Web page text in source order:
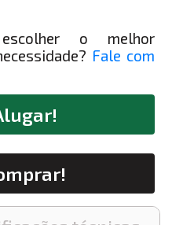
o melhor
Fale com